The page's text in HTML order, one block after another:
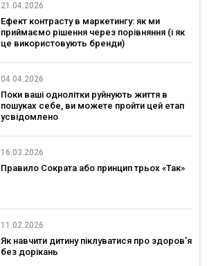
21.04.2026
Ефект контрасту в маркетингу: як ми
приймаємо рішення через порівняння (і як
це використовують бренди)
04.04.2026
Поки ваші однолітки руйнують життя в
пошуках себе, ви можете пройти цей етап
усвідомлено
16.03.2026
Правило Сократа або принцип трьох «Так»
11.02.2026
Як навчити дитину піклуватися про здоров’я
без дорікань